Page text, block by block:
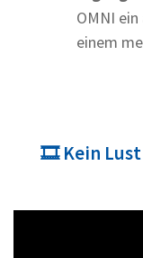
OMNI
einem
🎞️ Kein Lust